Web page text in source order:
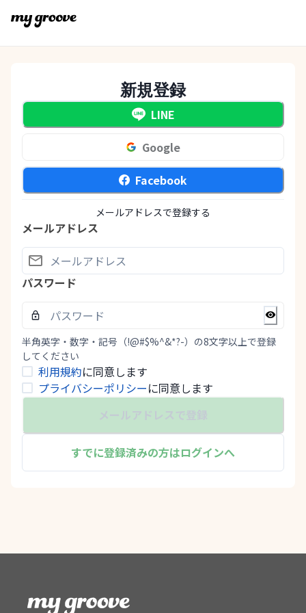
新規登録
LINE
Google
Facebook
メールアドレスで登録する
メールアドレス
パスワード
半角英字・数字・記号（!@#$%^&*?-）の8文字以上で登録
してください
利用規約に同意します
プライバシーポリシーに同意します
メールアドレスで登録
すでに登録済みの方はログインへ